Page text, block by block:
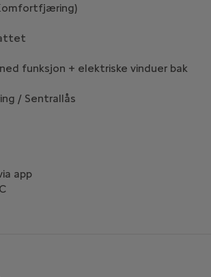
funksjon + elektriske vinduer bak
/ Sentrallås
app